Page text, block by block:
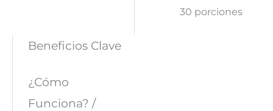
30 porciones
Beneficios Clave
¿Cómo
Funciona? /